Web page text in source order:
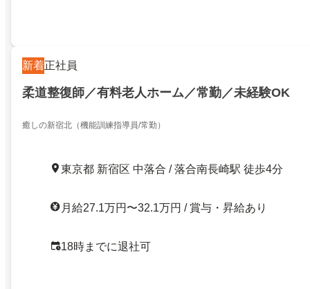
新着正社員
柔道整復師／有料老人ホーム／常勤／未経験OK
癒しの新宿北（機能訓練指導員/常勤）
東京都 新宿区 中落合 / 落合南長崎駅 徒歩4分
月給27.1万円〜32.1万円 / 賞与・昇給あり
18時までに退社可